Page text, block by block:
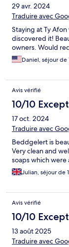
29 avr. 2024
Traduire avec
Staying at Ty
discovered it!
owners. Would
Daniel, séjour de
Avis vérifié
10/10
17 oct. 2024
Traduire avec
Beddgelert is
Very clean and
soaps which were
Julian, séjour de
Avis vérifié
10/10
13 août 2025
Traduire avec